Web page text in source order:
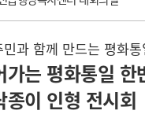
과 함께 만드는 평화
가는 평화통일 한
종이 인형 전시회